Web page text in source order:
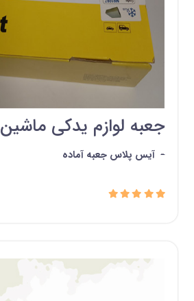
جعبه لوازم یدکی ماشین
- آیس پلاس جعبه آماده